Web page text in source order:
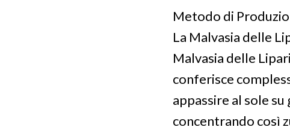
Metodo di
La Malvasia delle
Malvasia delle
conferisce
appassire al sole
concentrando così